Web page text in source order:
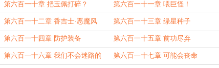
第六百一十章 把玉佩打碎？ 第六百一十一章 喂巨怪！
第六百一十二章 香吉士·恶魔风
脚！
第六百一十三章 绿星种子
第六百一十四章 防护装备 第六百一十五章 前功尽弃
第六百一十六章 我们不会迷路的 第六百一十七章 可能会丧命